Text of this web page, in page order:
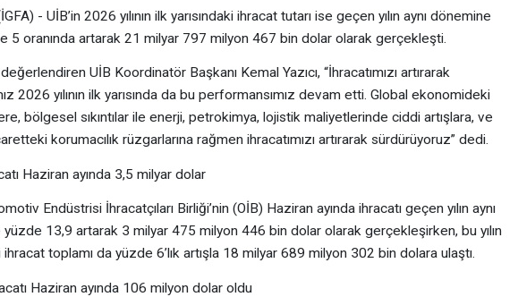
- UİB’in 2026 yılının ilk yarısındaki ihracat tutarı ise geçen yılın aynı dönemine
5 oranında artarak 21 milyar 797 milyon 467 bin dolar olarak gerçekleşti.
değerlendiren UİB Koordinatör Başkanı Kemal Yazıcı, “İhracatımızı artırarak
2026 yılının ilk yarısında da bu performansımız devam etti. Global ekonomideki
bölgesel sıkıntılar ile enerji, petrokimya, lojistik maliyetlerinde ciddi artışlara, ve
korumacılık rüzgarlarına rağmen ihracatımızı artırarak sürdürüyoruz” dedi.
Haziran ayında 3,5 milyar dolar
Endüstrisi İhracatçıları Birliği’nin (OİB) Haziran ayında ihracatı geçen yılın aynı
yüzde 13,9 artarak 3 milyar 475 milyon 446 bin dolar olarak gerçekleşirken, bu yılın
ihracat toplamı da yüzde 6’lık artışla 18 milyar 689 milyon 302 bin dolara ulaştı.
Haziran ayında 106 milyon dolar oldu